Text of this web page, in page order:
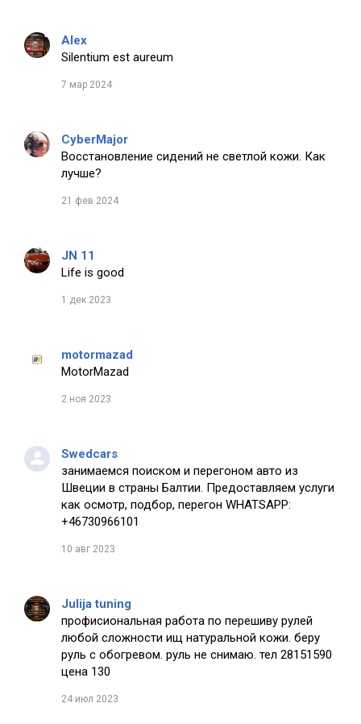
Alex
Silentium est aureum
7 мар 2024
CyberMajor
Восстановление сидений не светлой кожи. Как
лучше?
21 фев 2024
JN 11
Life is good
1 дек 2023
motormazad
MotorMazad
2 ноя 2023
Swedcars
занимаемся поиском и перегоном авто из
Швеции в страны Балтии. Предоставляем услуги
как осмотр, подбор, перегон WHATSAPP:
+46730966101
10 авг 2023
Julija tuning
профисиональная работа по перешиву рулей
любой сложности ищ натуральной кожи. беру
руль с обогревом. руль не снимаю. тел 28151590
цена 130
24 июл 2023